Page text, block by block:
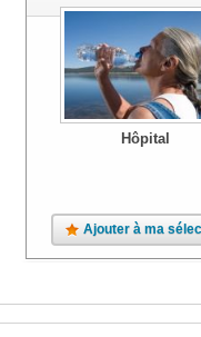
Hôpital
Ajouter à ma